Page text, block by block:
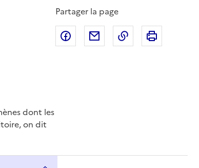
Partager la page
Partager sur Facebook
Partager par email
Copier dans le
dont les
on dit